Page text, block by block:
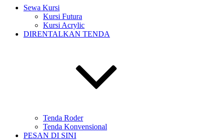
Sewa Kursi
Kursi Futura
Kursi Acrylic
DIRENTALKAN TENDA
Tenda Roder
Tenda Konvensional
PESAN DI SINI